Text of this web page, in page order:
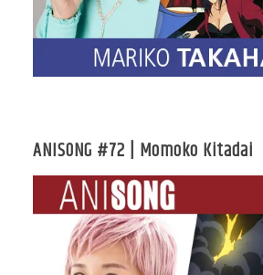
ANISONG #72 | Momoko Kitadai